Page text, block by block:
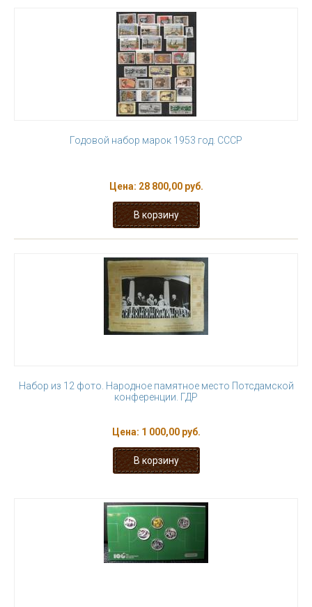
Годовой набор марок 1953 год. СССР
Цена: 28 800,00 руб.
Набор из 12 фото. Народное памятное место Потсдамской
конференции. ГДР
Цена: 1 000,00 руб.